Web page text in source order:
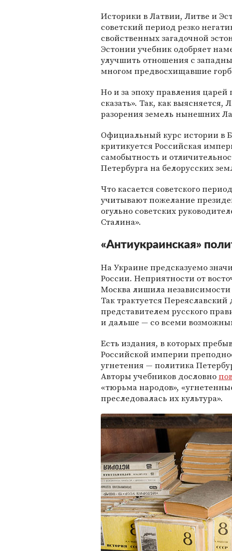
Историки в Латвии, Литве и
советский период резко
свойственных загадочной
Эстонии учебник одобряет
улучшить отношения с
многом предвосхищавшие
Но и за эпоху правления
сказать». Так, как
разорения земель нынешних
Официальный курс истории в
критикуется Российская
самобытность и
Петербурга на белорусских
Что касается советского
учитывают пожелание
огульно советских
Сталина».
«Антиукраинская»
На Украине предсказуемо
России. Неприятности от
Москва лишила независимости
Так трактуется
представителем русского
и дальше — со всеми
Есть издания, в которых
Российской империи
угнетения — политика
Авторы учебников дословно
«тюрьма народов»,
преследовалась их культура».